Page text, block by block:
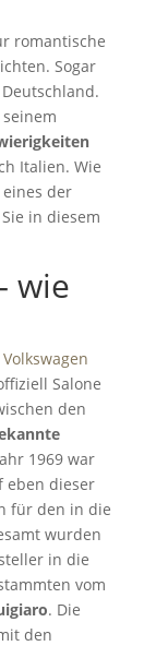
romantische
Sogar
Italien. Wie
der
in diesem
wie
Volkswagen
Salone
den
1969 war
eben dieser
für den in die
wurden
in die
vom
. Die
den